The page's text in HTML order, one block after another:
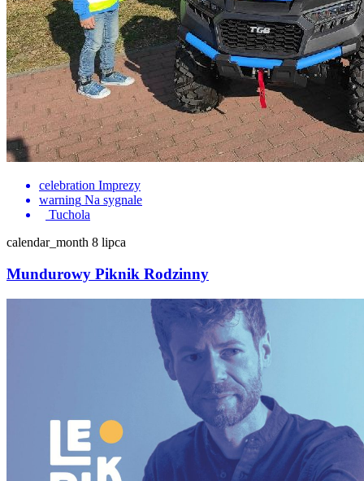
celebration Imprezy
warning Na sygnale
Tuchola
calendar_month 8 lipca
Mundurowy Piknik Rodzinny